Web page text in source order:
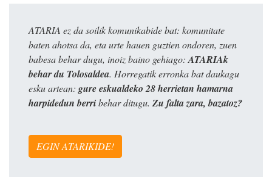
ATARIA ez da soilik komunikabide bat: komunitate
baten ahotsa da, eta urte hauen guztien ondoren, zuen
babesa behar dugu, inoiz baino gehiago: ATARIAk
behar du Tolosaldea. Horregatik erronka bat daukagu
esku artean: gure eskualdeko 28 herrietan hamarna
harpidedun berribehar ditugu. Zu falta zara, bazatoz?
EGIN ATARIKIDE!